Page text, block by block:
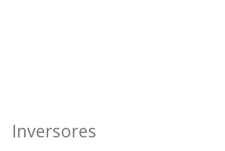
Inversores